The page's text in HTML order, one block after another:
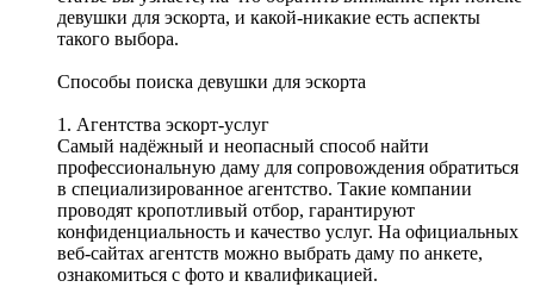
девушки для эскорта, и какой-никакие есть аспекты
такого выбора.
Способы поиска девушки для эскорта
1. Агентства эскорт-услуг
Самый надёжный и неопасный способ найти
профессиональную даму для сопровождения обратиться
в специализированное агентство. Такие компании
проводят кропотливый отбор, гарантируют
конфиденциальность и качество услуг. На официальных
веб-сайтах агентств можно выбрать даму по анкете,
ознакомиться с фото и квалификацией.